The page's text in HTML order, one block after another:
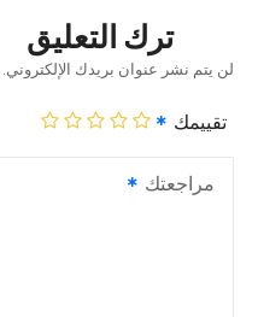
ترك التعليق
لن يتم نشر عنوان بريدك الإلكتروني.
تقييمك
مراجعتك